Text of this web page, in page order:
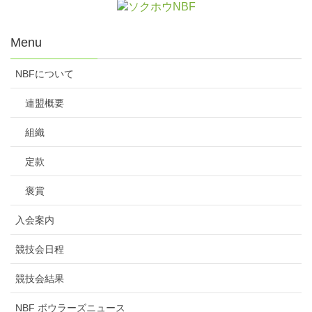
Menu
NBFについて
連盟概要
組織
定款
褒賞
入会案内
競技会日程
競技会結果
NBF ボウラーズニュース